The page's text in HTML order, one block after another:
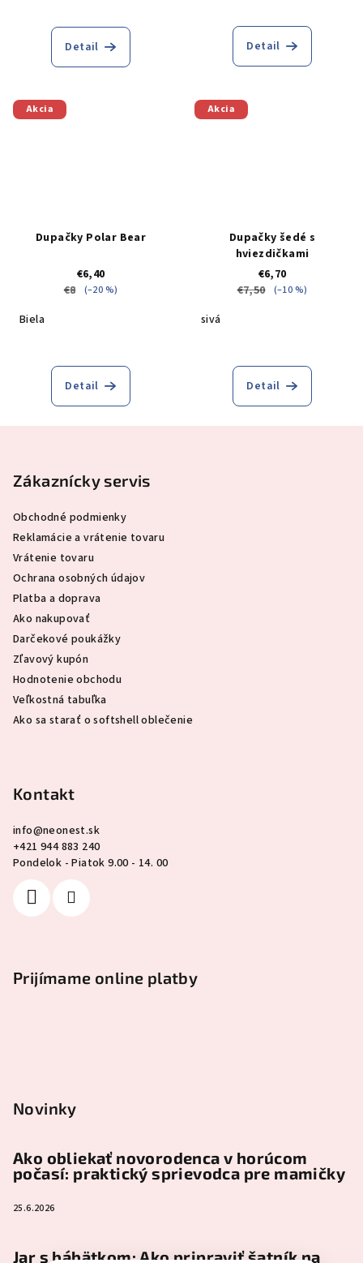
Detail Detail
Akcia
Dupačky Polar Bear
€6,40
€8
(–20 %)
Biela
Detail
Akcia
Dupačky šedé s
hviezdičkami
€6,70
€7,50
(–10 %)
sivá
Detail
Zákaznícky servis
Obchodné podmienky
Reklamácie a vrátenie tovaru
Vrátenie tovaru
Ochrana osobných údajov
Platba a doprava
Ako nakupovať
Darčekové poukážky
Zľavový kupón
Hodnotenie obchodu
Veľkostná tabuľka
Ako sa starať o softshell oblečenie
Kontakt
info@neonest.sk
+421 944 883 240
Pondelok - Piatok 9.00 - 14. 00
Prijímame online platby
Novinky
Ako obliekať novorodenca v horúcom
počasí: praktický sprievodca pre mamičky
25.6.2026
Jar s bábätkom: Ako pripraviť šatník na